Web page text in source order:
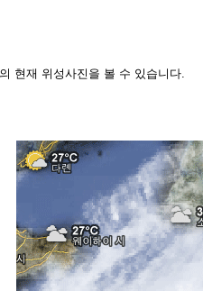
현재 위성사진을 볼 수 있습니다.